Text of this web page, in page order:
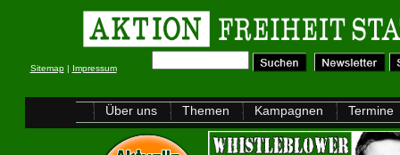
Sitemap| Impressum
Über uns Themen Kampagnen Termine